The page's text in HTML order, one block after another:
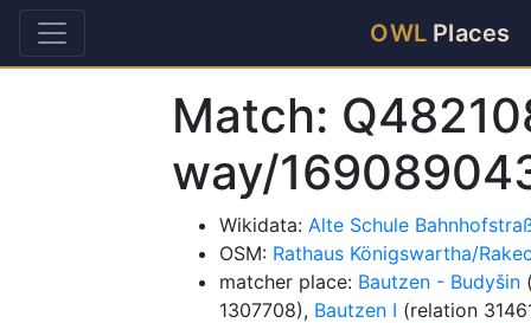
OWL Places
Match:
way/
Wikidata: Alte Schule
OSM: Rathaus Königswartha/
matcher place: Bautzen - Budyšin
1307708), Bautzen I (relation